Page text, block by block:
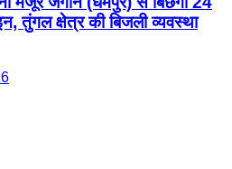
तुंगल क्षेत्र की बिजली व्यवस्था